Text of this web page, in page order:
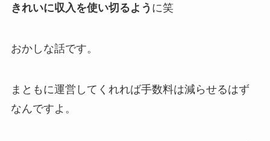
きれいに収入を使い切るよう に笑
おかしな話です。
まともに運営してくれれば手数料は減らせるはず
なんですよ。